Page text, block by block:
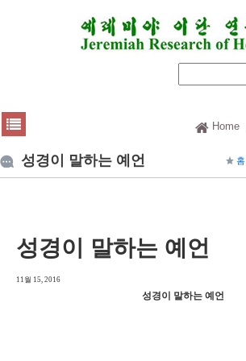
Home
성경이 말하는 예언 홈
성경이 말하는 예언
11월 15, 2016
성경이 말하는 예언